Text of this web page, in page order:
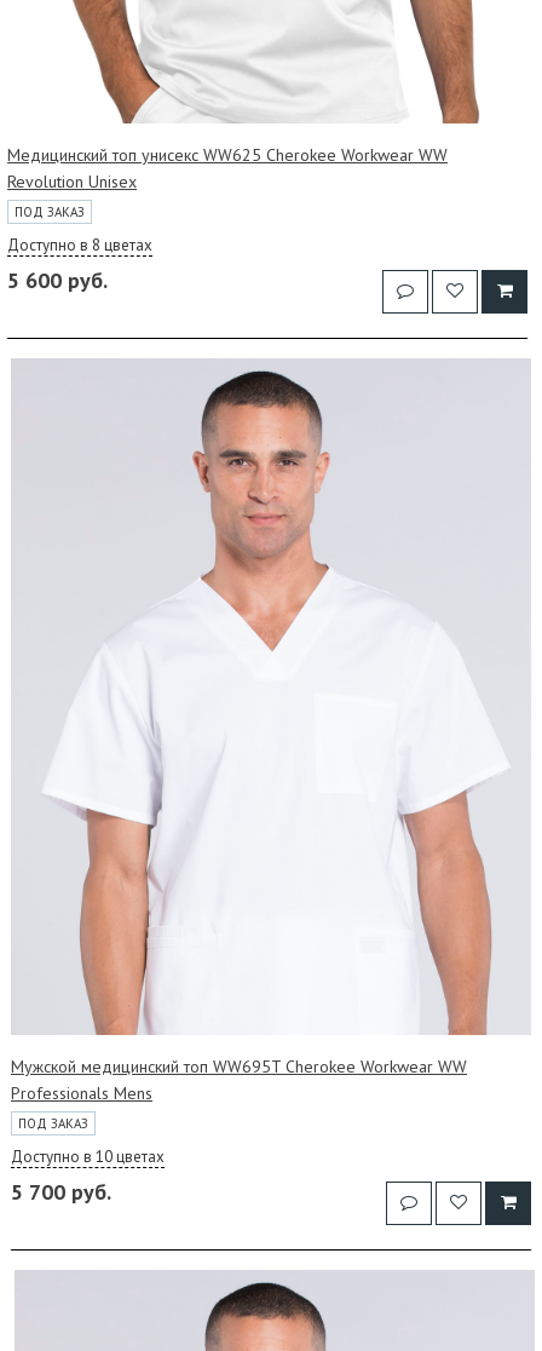
Медицинский топ унисекс WW625 Cherokee Workwear WW
Revolution Unisex
ПОД ЗАКАЗ
Доступно в 8 цветах
5 600 руб.
Мужской медицинский топ WW695T Cherokee Workwear WW
Professionals Mens
ПОД ЗАКАЗ
Доступно в 10 цветах
5 700 руб.